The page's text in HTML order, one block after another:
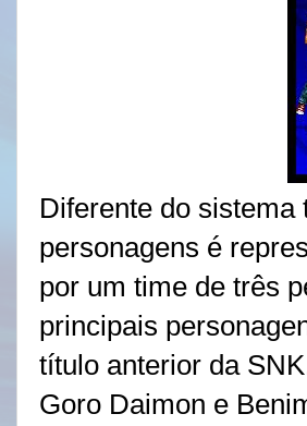
Diferente do sistema
personagens é
por um time de três
principais
título anterior da
Goro Daimon e